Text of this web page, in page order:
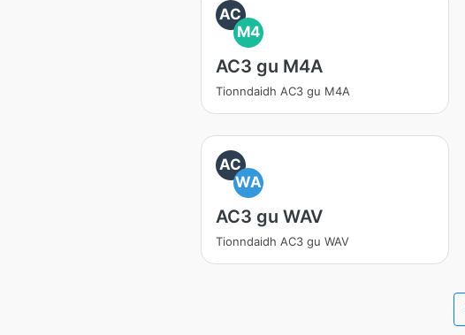
AC
M4
AC3 gu M4A
Tionndaidh AC3 gu M4A
AC
WA
AC3 gu WAV
Tionndaidh AC3 gu WAV